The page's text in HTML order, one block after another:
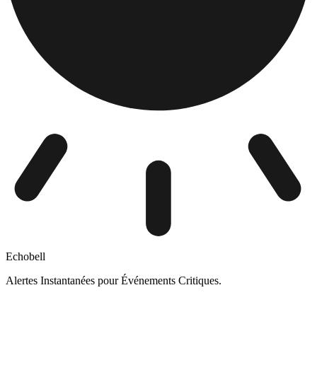
Echobell
Alertes Instantanées pour Événements Critiques.